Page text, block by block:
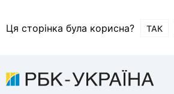
Ця сторінка була корисна? ТАК